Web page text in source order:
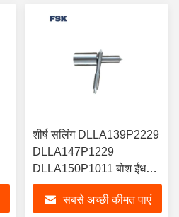
शीर्ष सलिंग DLLA139P2229
DLLA147P1229
DLLA150P1011 बोश ईंधन
इंजेक्शन नोजल लंबे जीवन
सबसे अच्छी कीमत पाएं